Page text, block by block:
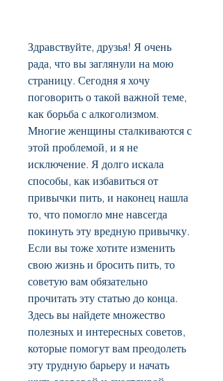
Здравствуйте, друзья! Я очень
рада, что вы заглянули на мою
страницу. Сегодня я хочу
поговорить о такой важной теме,
как борьба с алкоголизмом.
Многие женщины сталкиваются с
этой проблемой, и я не
исключение. Я долго искала
способы, как избавиться от
привычки пить, и наконец нашла
то, что помогло мне навсегда
покинуть эту вредную привычку.
Если вы тоже хотите изменить
свою жизнь и бросить пить, то
советую вам обязательно
прочитать эту статью до конца.
Здесь вы найдете множество
полезных и интересных советов,
которые помогут вам преодолеть
эту трудную барьеру и начать